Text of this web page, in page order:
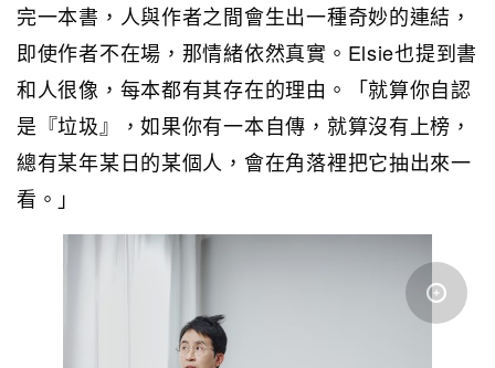
完一本書，人與作者之間會生出一種奇妙的連結，
即使作者不在場，那情緒依然真實。Elsie也提到書
和人很像，每本都有其存在的理由。「就算你自認
是『垃圾』，如果你有一本自傳，就算沒有上榜，
總有某年某日的某個人，會在角落裡把它抽出來一
看。」